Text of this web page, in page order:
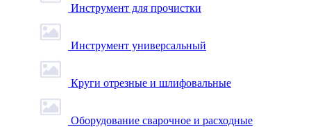
Инструмент для прочистки
Инструмент универсальный
Круги отрезные и шлифовальные
Оборудование сварочное и расходные